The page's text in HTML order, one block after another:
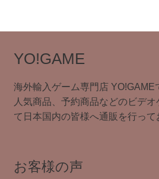
品
商
YO!GAME
海外輸入ゲーム専門店 YO!GAME
人気商品、予約商品などのビデ
て日本国内の皆様へ通販を行って
お客様の声